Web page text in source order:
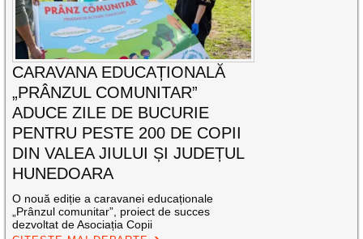
CARAVANA EDUCAȚIONALĂ
„PRÂNZUL COMUNITAR”
ADUCE ZILE DE BUCURIE
PENTRU PESTE 200 DE COPII
DIN VALEA JIULUI ȘI JUDEȚUL
HUNEDOARA
O nouă ediție a caravanei educaționale
„Prânzul comunitar”, proiect de succes
dezvoltat de Asociația Copii